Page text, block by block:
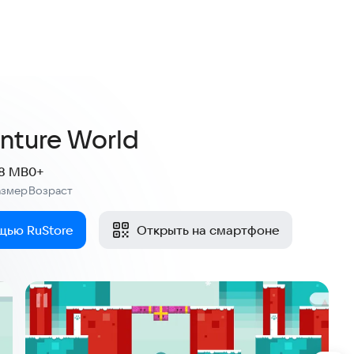
World
MB
Возраст
0+
RuStore Открыть на смартфоне